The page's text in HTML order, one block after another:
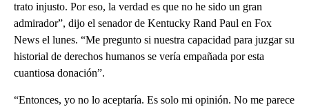
trato injusto. Por eso, la verdad es que no he sido un gran
admirador”, dijo el senador de Kentucky Rand Paul en Fox
News el lunes. “Me pregunto si nuestra capacidad para juzgar su
historial de derechos humanos se vería empañada por esta
cuantiosa donación”.
“Entonces, yo no lo aceptaría. Es solo mi opinión. No me parece